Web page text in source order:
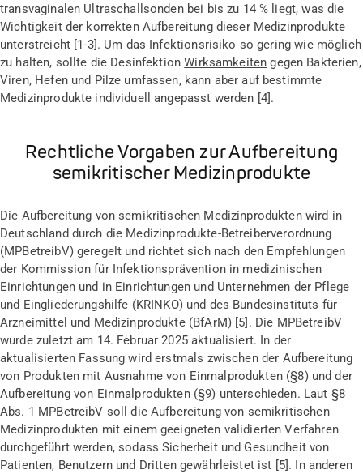
transvaginalen Ultraschallsonden bei bis zu 14 % liegt, was die
Wichtigkeit der korrekten Aufbereitung dieser Medizinprodukte
unterstreicht [1-3]. Um das Infektionsrisiko so gering wie möglich
zu halten, sollte die DesinfektionWirksamkeiten gegen Bakterien,
Viren, Hefen und Pilze umfassen, kann aber auf bestimmte
Medizinprodukte individuell angepasst werden [4].
Rechtliche Vorgaben zur Aufbereitung
semikritischer Medizinprodukte
Die Aufbereitung von semikritischen Medizinprodukten wird in
Deutschland durch die Medizinprodukte-Betreiberverordnung
(MPBetreibV) geregelt und richtet sich nach den Empfehlungen
der Kommission für Infektionsprävention in medizinischen
Einrichtungen und in Einrichtungen und Unternehmen der Pflege
und Eingliederungshilfe (KRINKO) und des Bundesinstituts für
Arzneimittel und Medizinprodukte (BfArM) [5]. Die MPBetreibV
wurde zuletzt am 14. Februar 2025 aktualisiert. In der
aktualisierten Fassung wird erstmals zwischen der Aufbereitung
von Produkten mit Ausnahme von Einmalprodukten (§8) und der
Aufbereitung von Einmalprodukten (§9) unterschieden. Laut §8
Abs. 1 MPBetreibV soll die Aufbereitung von semikritischen
Medizinprodukten mit einem geeigneten validierten Verfahren
durchgeführt werden, sodass Sicherheit und Gesundheit von
Patienten, Benutzern und Dritten gewährleistet ist [5]. In anderen